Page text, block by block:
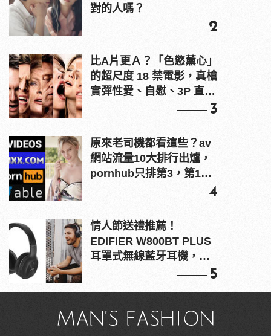
對的人嗎？
2
比A片更Ａ？「色慾薰心」
的超尺度 18 禁電影，真槍
實彈性愛、自慰、3P 直接
3
原來老司機都看這些？av
網站流量10大排行出爐，
pornhub只排第3，第1名
4
情人節送禮推薦！
EDIFIER W800BT PLUS
耳罩式無線藍牙耳機，在
5